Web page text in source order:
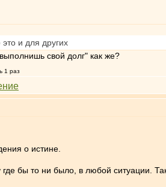
и для других
свой долг" как же?
1 раз
о истине.
бы то ни было, в любой ситуации.